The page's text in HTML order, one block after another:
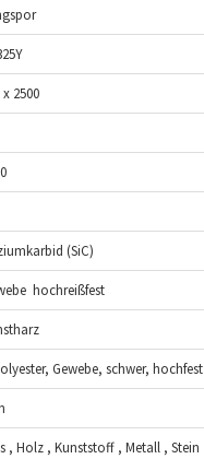
x 2500
(SiC)
 hochreißfest
Gewebe, schwer, hochfest
, Holz , Kunststoff , Metall , Stein